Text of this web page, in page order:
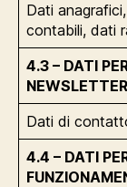
Dati
contabili, dati
4.3 – DATI
NEWSLETTER
Dati di
4.4 – DATI